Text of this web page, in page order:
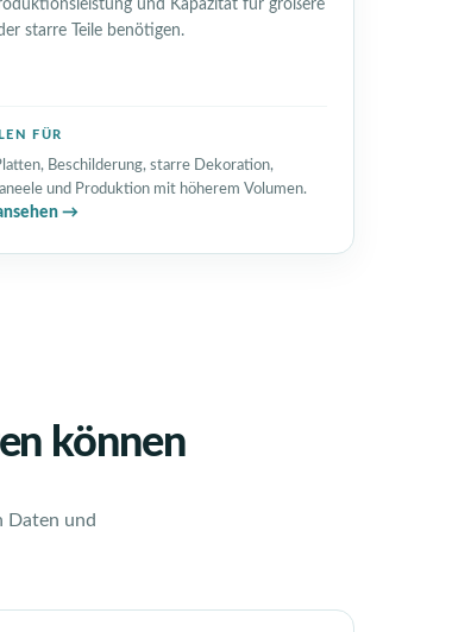
und Kapazität für größere
starre Teile benötigen.
FÜR
Beschilderung, starre Dekoration,
und Produktion mit höherem Volumen.
→
können
Daten und